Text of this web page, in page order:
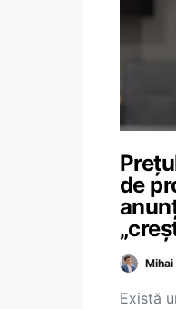
de
Există